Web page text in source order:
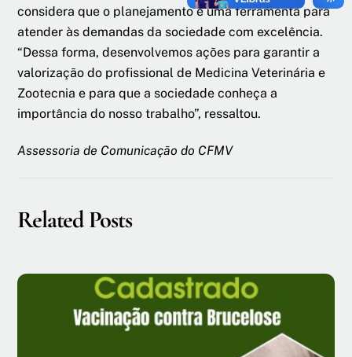
considera que o planejamento é uma ferramenta para
atender às demandas da sociedade com excelência.
“Dessa forma, desenvolvemos ações para garantir a
valorização do profissional de Medicina Veterinária e
Zootecnia e para que a sociedade conheça a
importância do nosso trabalho”, ressaltou.
Assessoria de Comunicação do CFMV
Related Posts